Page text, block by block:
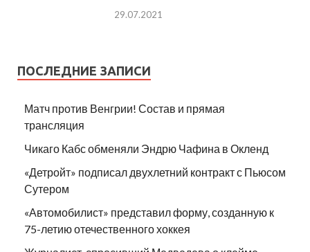
29.07.2021
ПОСЛЕДНИЕ ЗАПИСИ
Матч против Венгрии! Состав и прямая
трансляция
Чикаго Кабс обменяли Эндрю Чафина в Окленд
«Детройт» подписал двухлетний контракт с Пьюсом
Сутером
«Автомобилист» представил форму, созданную к
75-летию отечественного хоккея